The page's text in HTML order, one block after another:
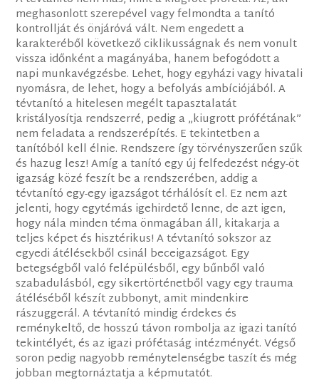
meghasonlott szerepével vagy felmondta a tanító
kontrollját és önjáróvá vált. Nem engedett a
karakteréből következő ciklikusságnak és nem vonult
vissza időnként a magányába, hanem befogódott a
napi munkavégzésbe. Lehet, hogy egyházi vagy hivatali
nyomásra, de lehet, hogy a befolyás ambíciójából. A
tévtanító a hitelesen megélt tapasztalatát
kristályosítja rendszerré, pedig a „kiugrott prófétának”
nem feladata a rendszerépítés. E tekintetben a
tanítóból kell élnie. Rendszere így törvényszerűen szűk
és hazug lesz! Amíg a tanító egy új felfedezést négy-öt
igazság közé feszít be a rendszerében, addig a
tévtanító egy-egy igazságot térhálósít el. Ez nem azt
jelenti, hogy egytémás igehirdető lenne, de azt igen,
hogy nála minden téma önmagában áll, kitakarja a
teljes képet és hisztérikus! A tévtanító sokszor az
egyedi átélésekből csinál beceigazságot. Egy
betegségből való felépülésből, egy bűnből való
szabadulásból, egy sikertörténetből vagy egy trauma
átéléséből készít zubbonyt, amit mindenkire
rászuggerál. A tévtanító mindig érdekes és
reménykeltő, de hosszú távon rombolja az igazi tanító
tekintélyét, és az igazi prófétaság intézményét. Végső
soron pedig nagyobb reménytelenségbe taszít és még
jobban megtornáztatja a képmutatót.